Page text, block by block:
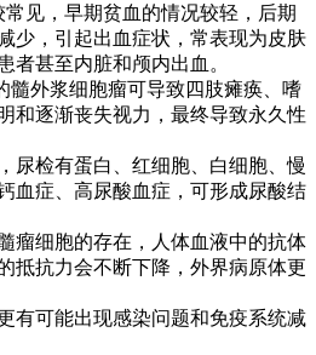
见，早期贫血的情况较轻，后期
少，引起出血症状，常表现为皮肤
者甚至内脏和颅内出血。
髓外浆细胞瘤可导致四肢瘫痪、嗜
和逐渐丧失视力，最终导致永久性
尿检有蛋白、红细胞、白细胞、慢
血症、高尿酸血症，可形成尿酸结
瘤细胞的存在，人体血液中的抗体
抵抗力会不断下降，外界病原体更
有可能出现感染问题和免疫系统减